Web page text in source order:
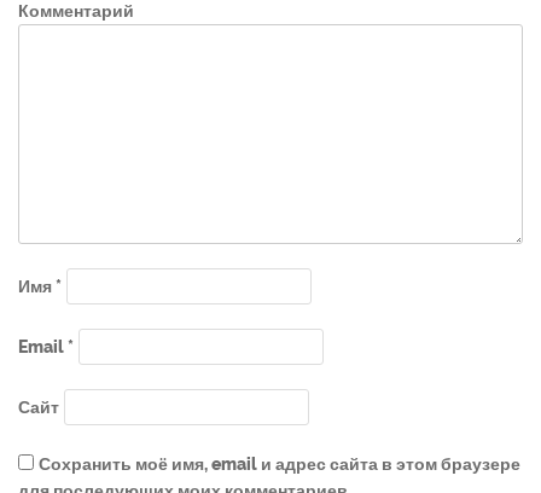
Комментарий
Имя*
Email*
Сайт
Сохранить моё имя, email и адрес сайта в этом браузере